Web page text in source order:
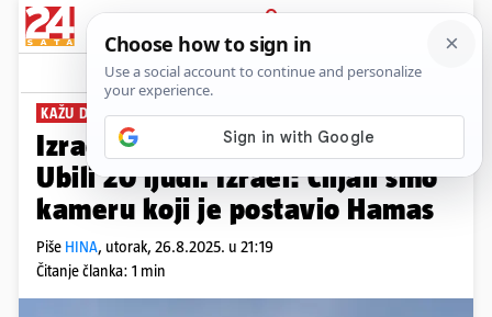
PRIJAVA
News Komentari
KAŽU DA ĆE PROVESTI ISTRAGU..
Izrael napao bolnicu u Gazi.
Ubili 20 ljudi. Izrael: Ciljali smo
kameru koji je postavio Hamas
Piše HINA, utorak, 26.8.2025. u 21:19
Čitanje članka: 1 min